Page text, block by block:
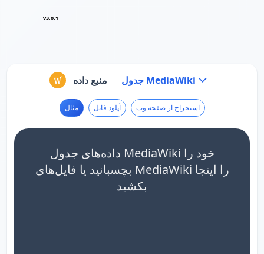
v3.0.1
منبع داده جدول MediaWiki
مثال آپلود فایل استخراج از صفحه وب
داده‌های جدول MediaWiki خود را
بچسبانید یا فایل‌های MediaWiki را اینجا
بکشید